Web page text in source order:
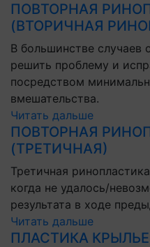
ПОВТОРНАЯ
(ВТОРИЧНАЯ
В большинстве случаев
решить проблему и
посредством
вмешательства.
Читать дальше
ПОВТОРНАЯ
(ТРЕТИЧНАЯ)
Третичная
когда не удалось/
результата в ходе
Читать дальше
ПЛАСТИКА